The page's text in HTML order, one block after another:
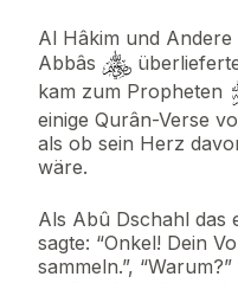
Al Hâkim und
Abbâs
kam zum Propheten
einige Qurân-Verse
als ob sein Herz
wäre.
Als Abû Dschahl das
sagte: “Onkel! Dein
sammeln.”,